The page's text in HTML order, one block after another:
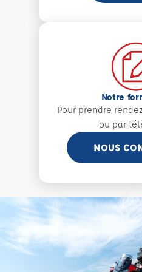
Notre
Pour prendre
ou par
NOUS